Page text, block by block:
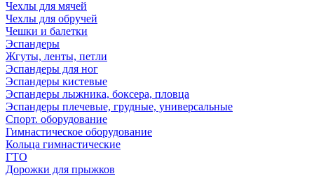
Чехлы для мячей
Чехлы для обручей
Чешки и балетки
Эспандеры
Жгуты, ленты, петли
Эспандеры для ног
Эспандеры кистевые
Эспандеры лыжника, боксера, пловца
Эспандеры плечевые, грудные, универсальные
Спорт. оборудование
Гимнастическое оборудование
Кольца гимнастические
ГТО
Дорожки для прыжков